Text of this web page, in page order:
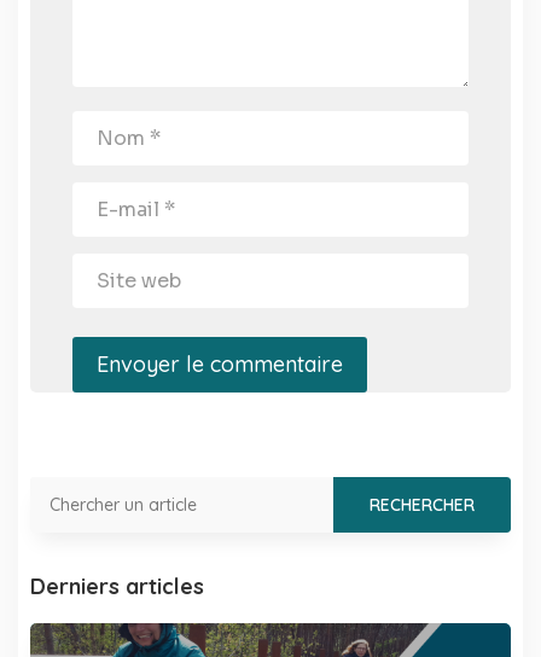
Envoyer le commentaire
Derniers articles